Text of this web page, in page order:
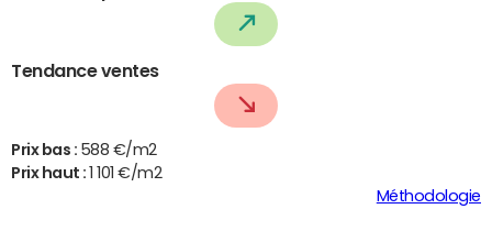
Tendance ventes
Prix bas : 588 €/m2
Prix haut :
1 101 €/m2
Méthodologie